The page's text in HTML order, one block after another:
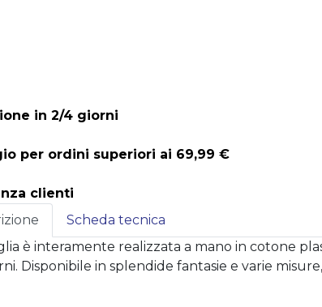
in 2/4 giorni
per ordini superiori ai 69,99 €
clienti
Scheda tecnica
è interamente realizzata a mano in cotone
Disponibile in splendide fantasie e varie